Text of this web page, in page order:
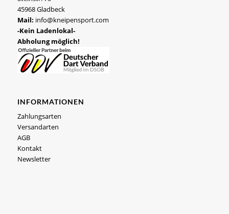
45968 Gladbeck
Mail: info@kneipensport.com
-Kein Ladenlokal-
Abholung möglich!
INFORMATIONEN
Zahlungsarten
Versandarten
AGB
Kontakt
Newsletter